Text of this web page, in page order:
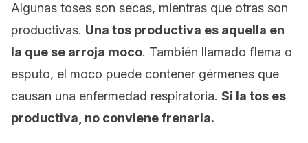
Algunas toses son secas, mientras que otras son
productivas. Una tos productiva es aquella en
la que se arroja moco. También llamado flema o
esputo, el moco puede contener gérmenes que
causan una enfermedad respiratoria. Si la tos es
productiva, no conviene frenarla.